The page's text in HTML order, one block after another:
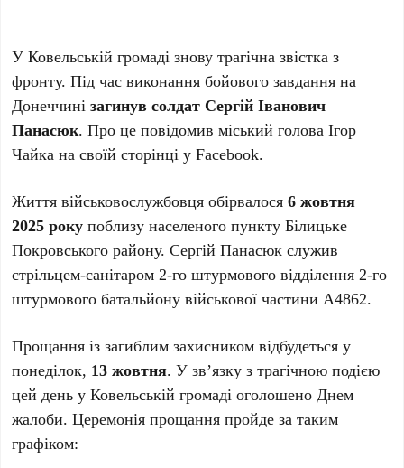
У Ковельській громаді знову трагічна звістка з
фронту. Під час виконання бойового завдання на
Донеччинізагинув солдат Сергій Іванович
Панасюк. Про це повідомив міський голова Ігор
Чайка на своїй сторінці у Facebook.
Життя військовослужбовця обірвалося6 жовтня
2025 року поблизу населеного пункту Білицьке
Покровського району. Сергій Панасюк служив
стрільцем-санітаром 2-го штурмового відділення 2-го
штурмового батальйону військової частини А4862.
Прощання із загиблим захисником відбудеться у
понеділок, 13 жовтня. У зв’язку з трагічною подією
цей день у Ковельській громаді оголошено Днем
жалоби. Церемонія прощання пройде за таким
графіком: